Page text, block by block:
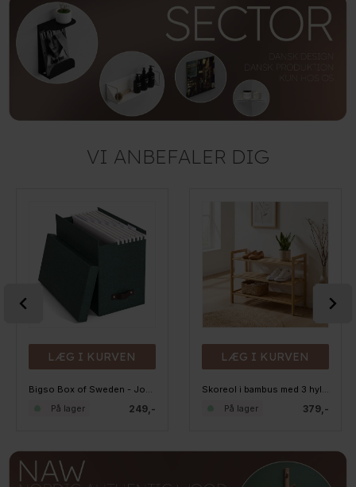
VI ANBEFALER DIG
LÆG I KURVEN
249,-
På lager
LÆG I KURVEN
379,-
På lager